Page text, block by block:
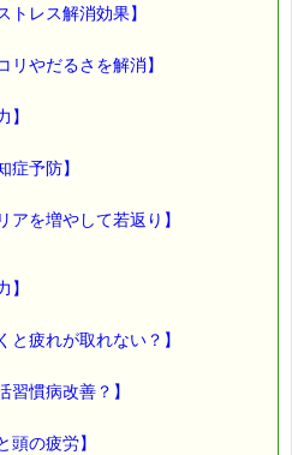
レス解消効果】
やだるさを解消】
】
症予防】
を増やして若返り】
】
疲れが取れない？】
慣病改善？】
の疲労】